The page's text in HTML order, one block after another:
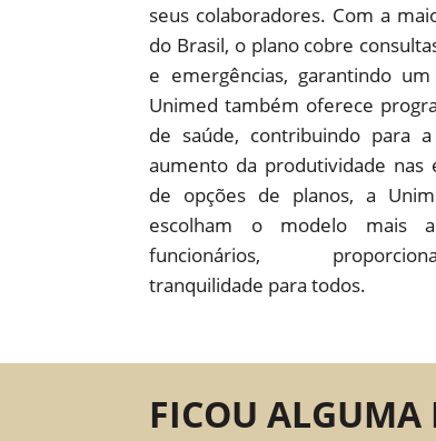
seus colaboradores. Com a
do Brasil, o plano cobre
e emergências, garantindo
Unimed também oferece
de saúde, contribuindo para
aumento da produtividade nas
de opções de planos, a
escolham o modelo mais
funcionários,
tranquilidade para todos.
FICOU ALGUMA